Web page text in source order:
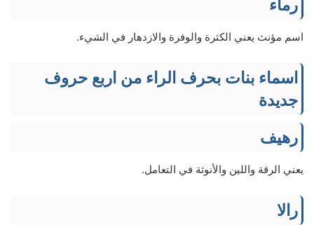
رماء
اسم مؤنث يعني الكثرة والوفرة والازدهار في الشيء.
اسماء بنات بحرف الراء من اربع حروف
جديدة
رهيف
يعني الرقة واللين والأنوثة في التعامل.
رالا